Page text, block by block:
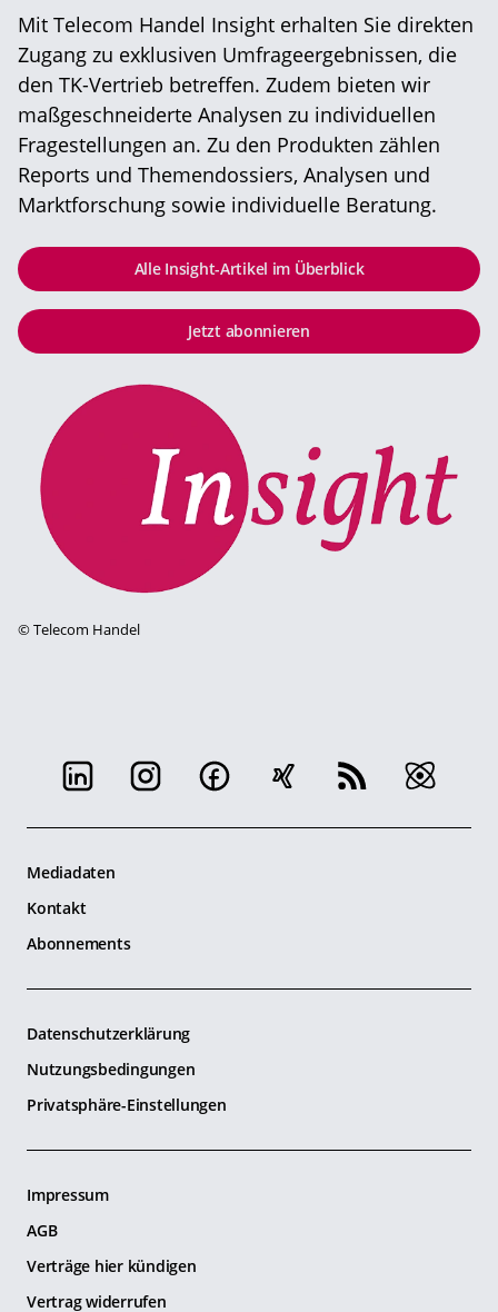
©Telecom Handel
Mit Telecom Handel Insight erhalten Sie direkten
Zugang zu exklusiven Umfrageergebnissen, die
den TK-Vertrieb betreffen. Zudem bieten wir
maßgeschneiderte Analysen zu individuellen
Fragestellungen an. Zu den Produkten zählen
Reports und Themendossiers, Analysen und
Marktforschung sowie individuelle Beratung.
Alle Insight-Artikel im Überblick
Jetzt abonnieren
Mediadaten
Kontakt
Abonnements
Datenschutzerklärung
Nutzungsbedingungen
Privatsphäre-Einstellungen
Impressum
AGB
Verträge hier kündigen
Vertrag widerrufen